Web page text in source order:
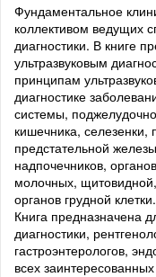
Фундаментальное
коллективом ведущих
диагностики. В книге
ультразвуковым
принципам
диагностике
системы,
кишечника, селезенки,
предстательной
надпочечников,
молочных,
органов грудной клетки.
Книга предназначена
диагностики,
гастроэнтерологов,
всех